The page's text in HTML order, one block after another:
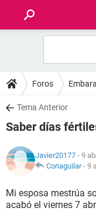
FOROS
SALUD
NUTRICIÓN
BIENESTAR
Foros
Tema Anterior
Saber días
Javier20177 - 9
Coriaguilar- 9
Mi esposa mestrúa
acabó el viernes 7